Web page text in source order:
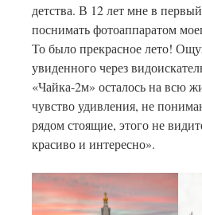
детства. В 12 лет мне в
поснимать фотоаппаратом
То было прекрасное лето!
увиденного через
«Чайка-2м» осталось на всю
чувство удивления, не
рядом стоящие, этого не
красиво и интересно».